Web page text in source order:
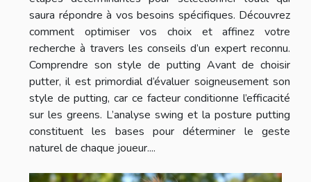
saura répondre à vos besoins spécifiques. Découvrez
comment optimiser vos choix et affinez votre
recherche à travers les conseils d’un expert reconnu.
Comprendre son style de putting Avant de choisir
putter, il est primordial d’évaluer soigneusement son
style de putting, car ce facteur conditionne l’efficacité
sur les greens. L’analyse swing et la posture putting
constituent les bases pour déterminer le geste
naturel de chaque joueur....